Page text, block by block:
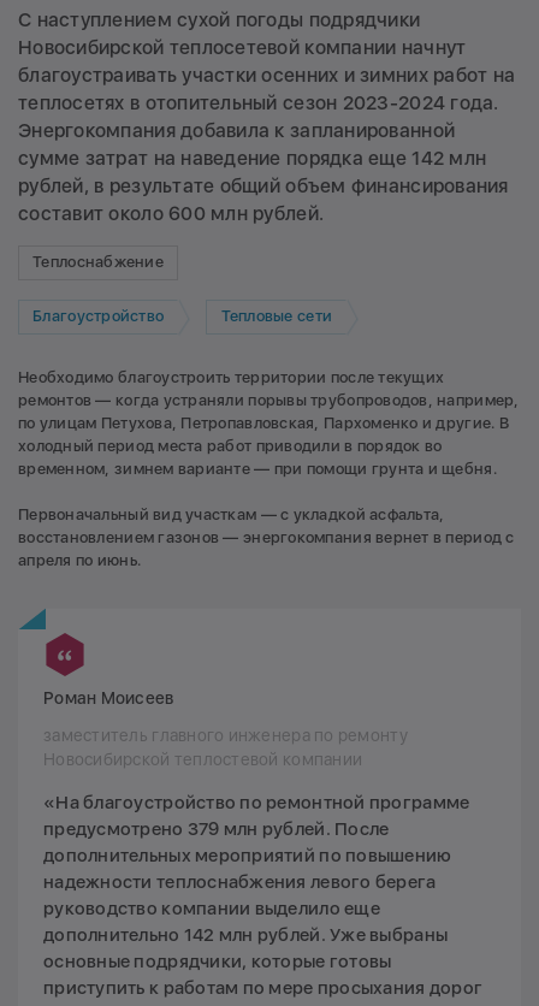
С наступлением сухой погоды подрядчики
Новосибирской теплосетевой компании начнут
благоустраивать участки осенних и зимних работ на
теплосетях в отопительный сезон 2023-2024 года.
Энергокомпания добавила к запланированной
сумме затрат на наведение порядка еще 142 млн
рублей, в результате общий объем финансирования
составит около 600 млн рублей.
Теплоснабжение
Благоустройство Тепловые сети
Необходимо благоустроить территории после текущих
ремонтов — когда устраняли порывы трубопроводов, например,
по улицам Петухова, Петропавловская, Пархоменко и другие. В
холодный период места работ приводили в порядок во
временном, зимнем варианте — при помощи грунта и щебня.
Первоначальный вид участкам — с укладкой асфальта,
восстановлением газонов — энергокомпания вернет в период с
апреля по июнь.
Роман Моисеев
заместитель главного инженера по ремонту
Новосибирской теплостевой компании
«На благоустройство по ремонтной программе
предусмотрено 379 млн рублей. После
дополнительных мероприятий по повышению
надежности теплоснабжения левого берега
руководство компании выделило еще
дополнительно 142 млн рублей. Уже выбраны
основные подрядчики, которые готовы
приступить к работам по мере просыхания дорог